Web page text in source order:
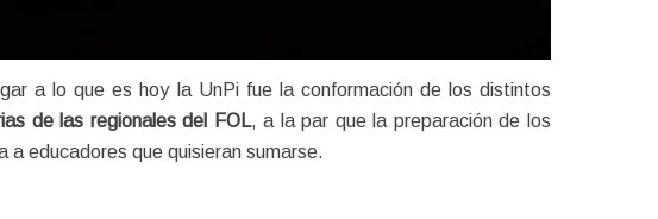
de las regionales del FOL
a educadores que quisieran sumarse.